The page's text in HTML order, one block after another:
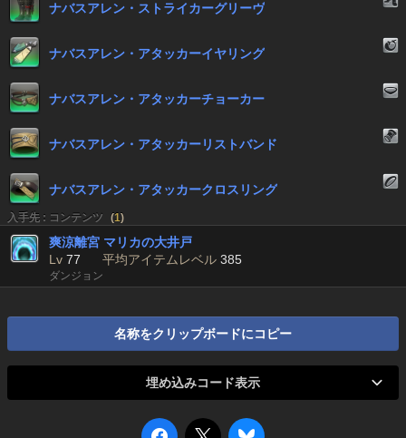
ナバスアレン・ストライカーグリーヴ
ナバスアレン・アタッカーイヤリング
ナバスアレン・アタッカーチョーカー
ナバスアレン・アタッカーリストバンド
ナバスアレン・アタッカークロスリング
入手先 : コンテンツ (1)
爽涼離宮 マリカの大井戸
Lv 77 平均アイテムレベル 385
ダンジョン
名称をクリップボードにコピー
埋め込みコード表示